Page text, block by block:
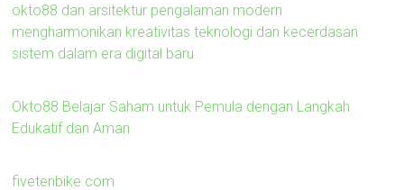
okto88 dan arsitektur pengalaman modern
mengharmonikan kreativitas teknologi dan kecerdasan
sistem dalam era digital baru
Okto88 Belajar Saham untuk Pemula dengan Langkah
Edukatif dan Aman
fivetenbike.com